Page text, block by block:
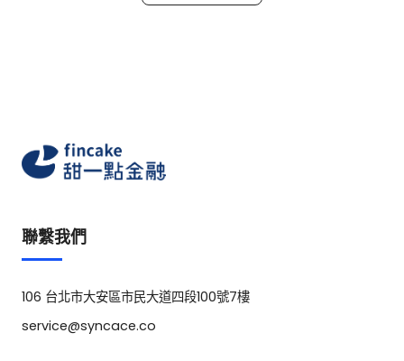
聯繫我們
106 台北市大安區市民大道四段100號7樓
service@syncace.co